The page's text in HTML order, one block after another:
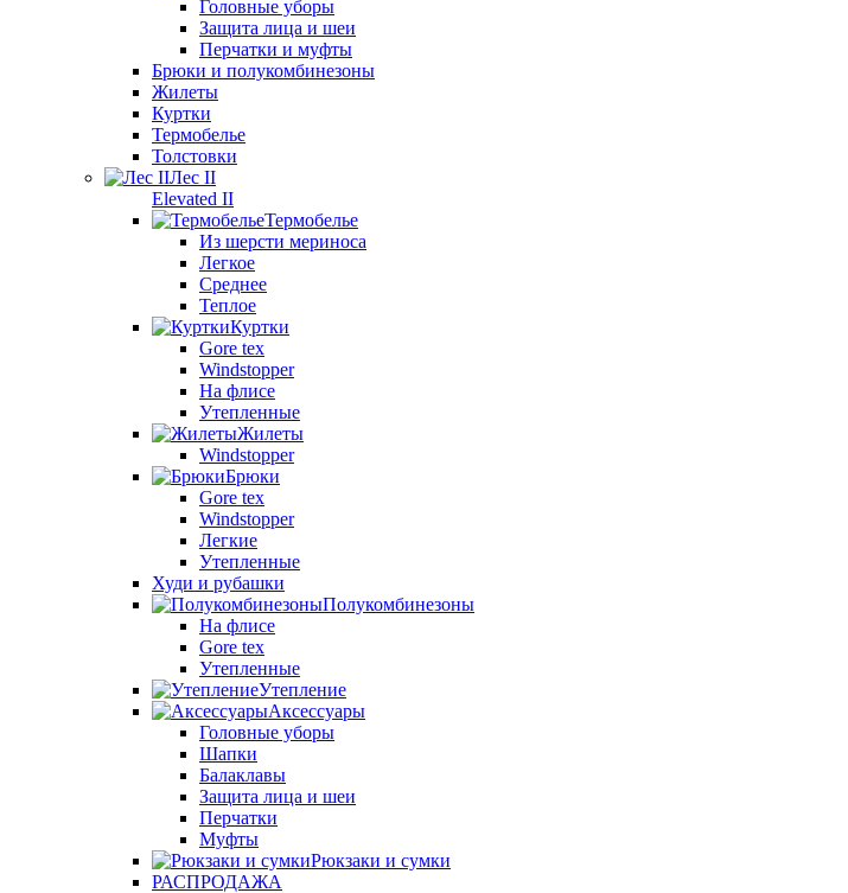
Головные уборы
Защита лица и шеи
Перчатки и муфты
Брюки и полукомбинезоны
Жилеты
Куртки
Термобелье
Толстовки
Лес II
Elevated II
Термобелье
Из шерсти мериноса
Легкое
Среднее
Теплое
Куртки
Gore tex
Windstopper
На флисе
Утепленные
Жилеты
Windstopper
Брюки
Gore tex
Windstopper
Легкие
Утепленные
Худи и рубашки
Полукомбинезоны
На флисе
Gore tex
Утепленные
Утепление
Аксессуары
Головные уборы
Шапки
Балаклавы
Защита лица и шеи
Перчатки
Муфты
Рюкзаки и сумки
РАСПРОДАЖА